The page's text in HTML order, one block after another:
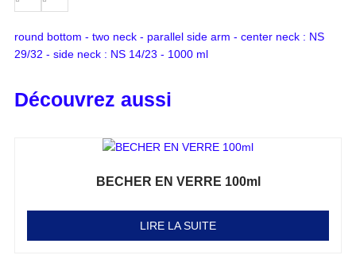
round bottom - two neck - parallel side arm - center neck : NS
29/32 - side neck : NS 14/23 - 1000 ml
Découvrez aussi
BECHER EN VERRE 100ml
LIRE LA SUITE